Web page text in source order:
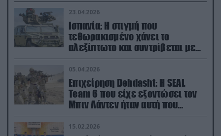
23.04.2026
Ισπανία: Η στιγμή που
τεθωρακισμένο χάνει το
αλεξίπτωτο και συντρίβεται με
ορμή στο έδαφος (βίντεο)
05.04.2026
Επιχείρηση Dehdasht: Η SEAL
Team 6 που είχε εξοντώσει τον
Μπιν Λάντεν ήταν αυτή που
διέσωσε τον πιλότο του F-15
15.02.2026